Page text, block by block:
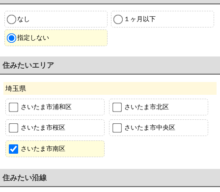
なし １ヶ月以下
指定しない
住みたいエリア
埼玉県
さいたま市浦和区 さいたま市北区
さいたま市桜区 さいたま市中央区
さいたま市南区
住みたい沿線